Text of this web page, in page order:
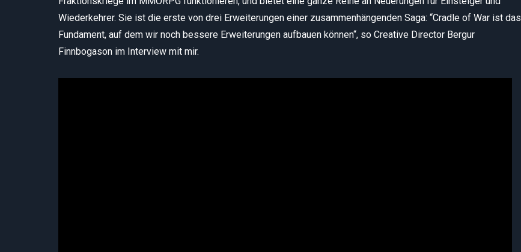
Wiederkehrer. Sie ist die erste von drei Erweiterungen einer zusammenhängenden Saga: “Cradle of War ist das
Fundament, auf dem wir noch bessere Erweiterungen aufbauen können“, so Creative Director Bergur
Finnbogason im Interview mit mir.